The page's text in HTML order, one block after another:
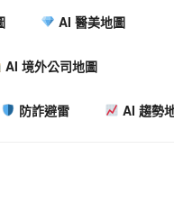
AI 醫美地圖
AI 境外公司地圖
防詐避雷 AI 趨勢